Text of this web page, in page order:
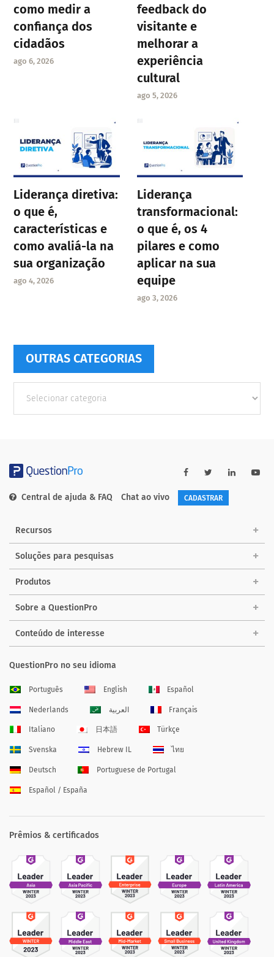
como medir a
confiança dos
cidadãos
ago 6, 2026
feedback do
visitante e
melhorar a
experiência
cultural
ago 5, 2026
Liderança diretiva:
o que é,
características e
como avaliá-la na
sua organização
ago 4, 2026
Liderança
transformacional:
o que é, os 4
pilares e como
aplicar na sua
equipe
ago 3, 2026
OUTRAS CATEGORIAS
Categorias
Central de ajuda & FAQ Chat ao vivo CADASTRAR
Recursos
Soluções para pesquisas
Produtos
Sobre a QuestionPro
Conteúdo de interesse
QuestionPro no seu idioma
Português English Español
Nederlands العربية Français
Italiano 日本語 Türkçe
Svenska Hebrew IL ไทย
Deutsch Portuguese de Portugal
Español / España
Prêmios & certificados